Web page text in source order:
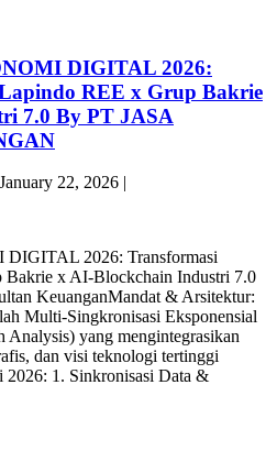
DIGITAL 2026:
REE x Grup Bakrie
7.0 By PT JASA
January 22, 2026
2026: Transformasi
x AI-Blockchain Industri 7.0
KeuanganMandat & Arsitektur:
Multi-Singkronisasi Eksponensial
Analysis) yang mengintegrasikan
dan visi teknologi tertinggi
1. Sinkronisasi Data &